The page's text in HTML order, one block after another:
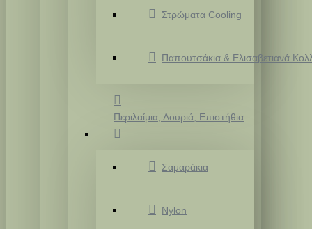
Στρώματα Cooling
Παπουτσάκια & Ελισαβετιανά
Περιλαίμια, Λουριά, Επιστήθια
Σαμαράκια
Nylon